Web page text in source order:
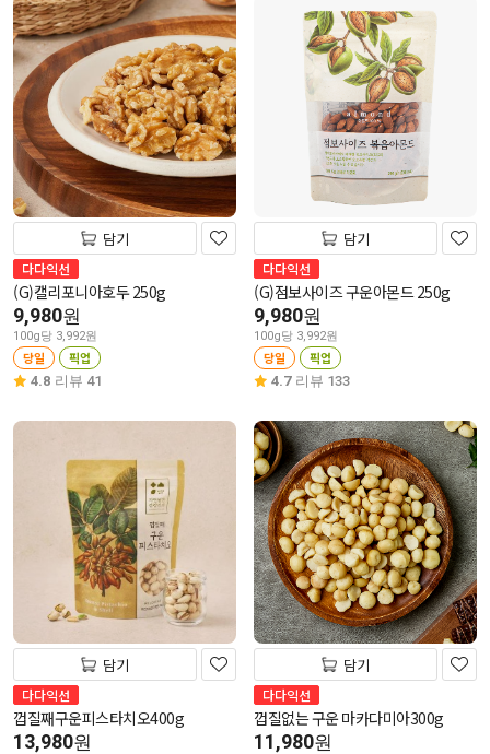
담기
다다익선
(G)캘리포니아호두 250g
9,980원
100g당 3,992원
당일 픽업
4.8 리뷰 41
담기
다다익선
(G)점보사이즈 구운아몬드 250g
9,980원
100g당 3,992원
당일 픽업
4.7 리뷰 133
담기
다다익선
껍질째구운피스타치오400g
13,980원
담기
다다익선
껍질없는 구운 마카다미아300g
11,980원